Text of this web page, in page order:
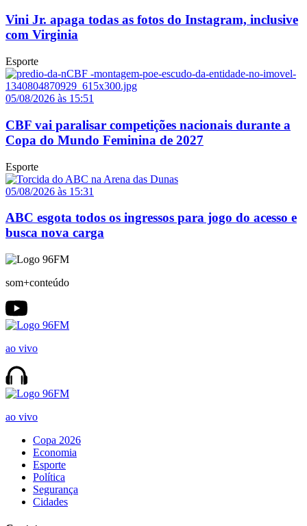
Vini Jr. apaga todas as fotos do Instagram, inclusive
com Virginia
Esporte
05/08/2026 às 15:51
CBF vai paralisar competições nacionais durante a
Copa do Mundo Feminina de 2027
Esporte
05/08/2026 às 15:31
ABC esgota todos os ingressos para jogo do acesso e
busca nova carga
som+conteúdo
ao vivo
ao vivo
Copa 2026
Economia
Esporte
Política
Segurança
Cidades